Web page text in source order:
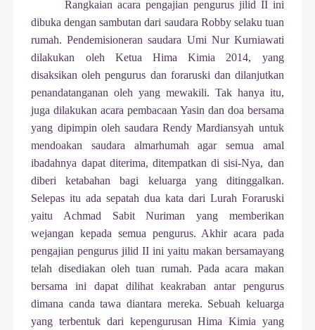
Rangkaian acara pengajian pengurus jilid II ini
dibuka dengan sambutan dari saudara Robby selaku tuan
rumah. Pendemisioneran saudara Umi Nur Kurniawati
dilakukan oleh Ketua Hima Kimia 2014, yang
disaksikan oleh pengurus dan foraruski dan dilanjutkan
penandatanganan oleh yang mewakili. Tak hanya itu,
juga dilakukan acara pembacaan Yasin dan doa bersama
yang dipimpin oleh saudara Rendy Mardiansyah untuk
mendoakan saudara almarhumah agar semua amal
ibadahnya dapat diterima, ditempatkan di sisi-Nya, dan
diberi ketabahan bagi keluarga yang ditinggalkan.
Selepas itu ada sepatah dua kata dari Lurah Foraruski
yaitu Achmad Sabit Nuriman yang memberikan
wejangan kepada semua pengurus. Akhir acara pada
pengajian pengurus jilid II ini yaitu makan bersamayang
telah disediakan oleh tuan rumah. Pada acara makan
bersama ini dapat dilihat keakraban antar pengurus
dimana canda tawa diantara mereka. Sebuah keluarga
yang terbentuk dari kepengurusan Hima Kimia yang